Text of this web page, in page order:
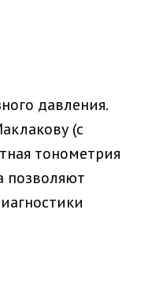
давления.
(с
тонометрия
позволяют